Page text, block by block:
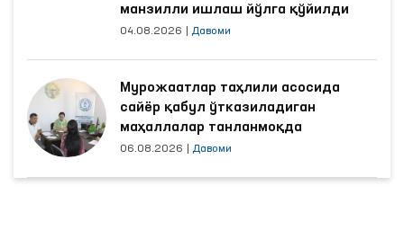
манзилли ишлаш йўлга қўйилди
04.08.2026 Давоми
Мурожаатлар таҳлили асосида
сайёр қабул ўтказиладиган
маҳаллалар танланмоқда
06.08.2026 Давоми